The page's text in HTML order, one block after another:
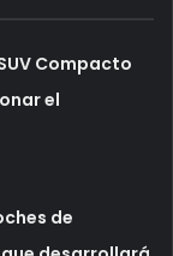
Compacto
el
de